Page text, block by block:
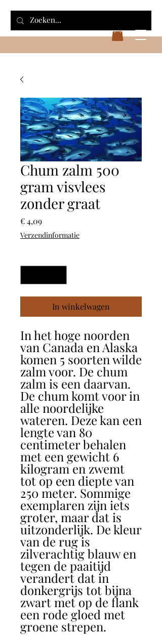
Chum zalm 500
gram visvlees
zonder graat
€ 4,09Prijs
Verzendinformatie
In winkelwagen
In het hoge noorden
van Canada en Alaska
komen 5 soorten wilde
zalm voor. De chum
zalm is een daarvan.
De chum komt voor in
alle noordelijke
wateren. Deze kan een
lengte van 80
centimeter behalen
met een gewicht 6
kilogram en zwemt
tot op een diepte van
250 meter. Sommige
exemplaren zijn iets
groter, maar dat is
uitzonderlijk. De kleur
van de rug is
zilverachtig blauw en
tegen de paaitijd
verandert dat in
donkergrijs tot bijna
zwart met op de flank
een rode gloed met
groene strepen.